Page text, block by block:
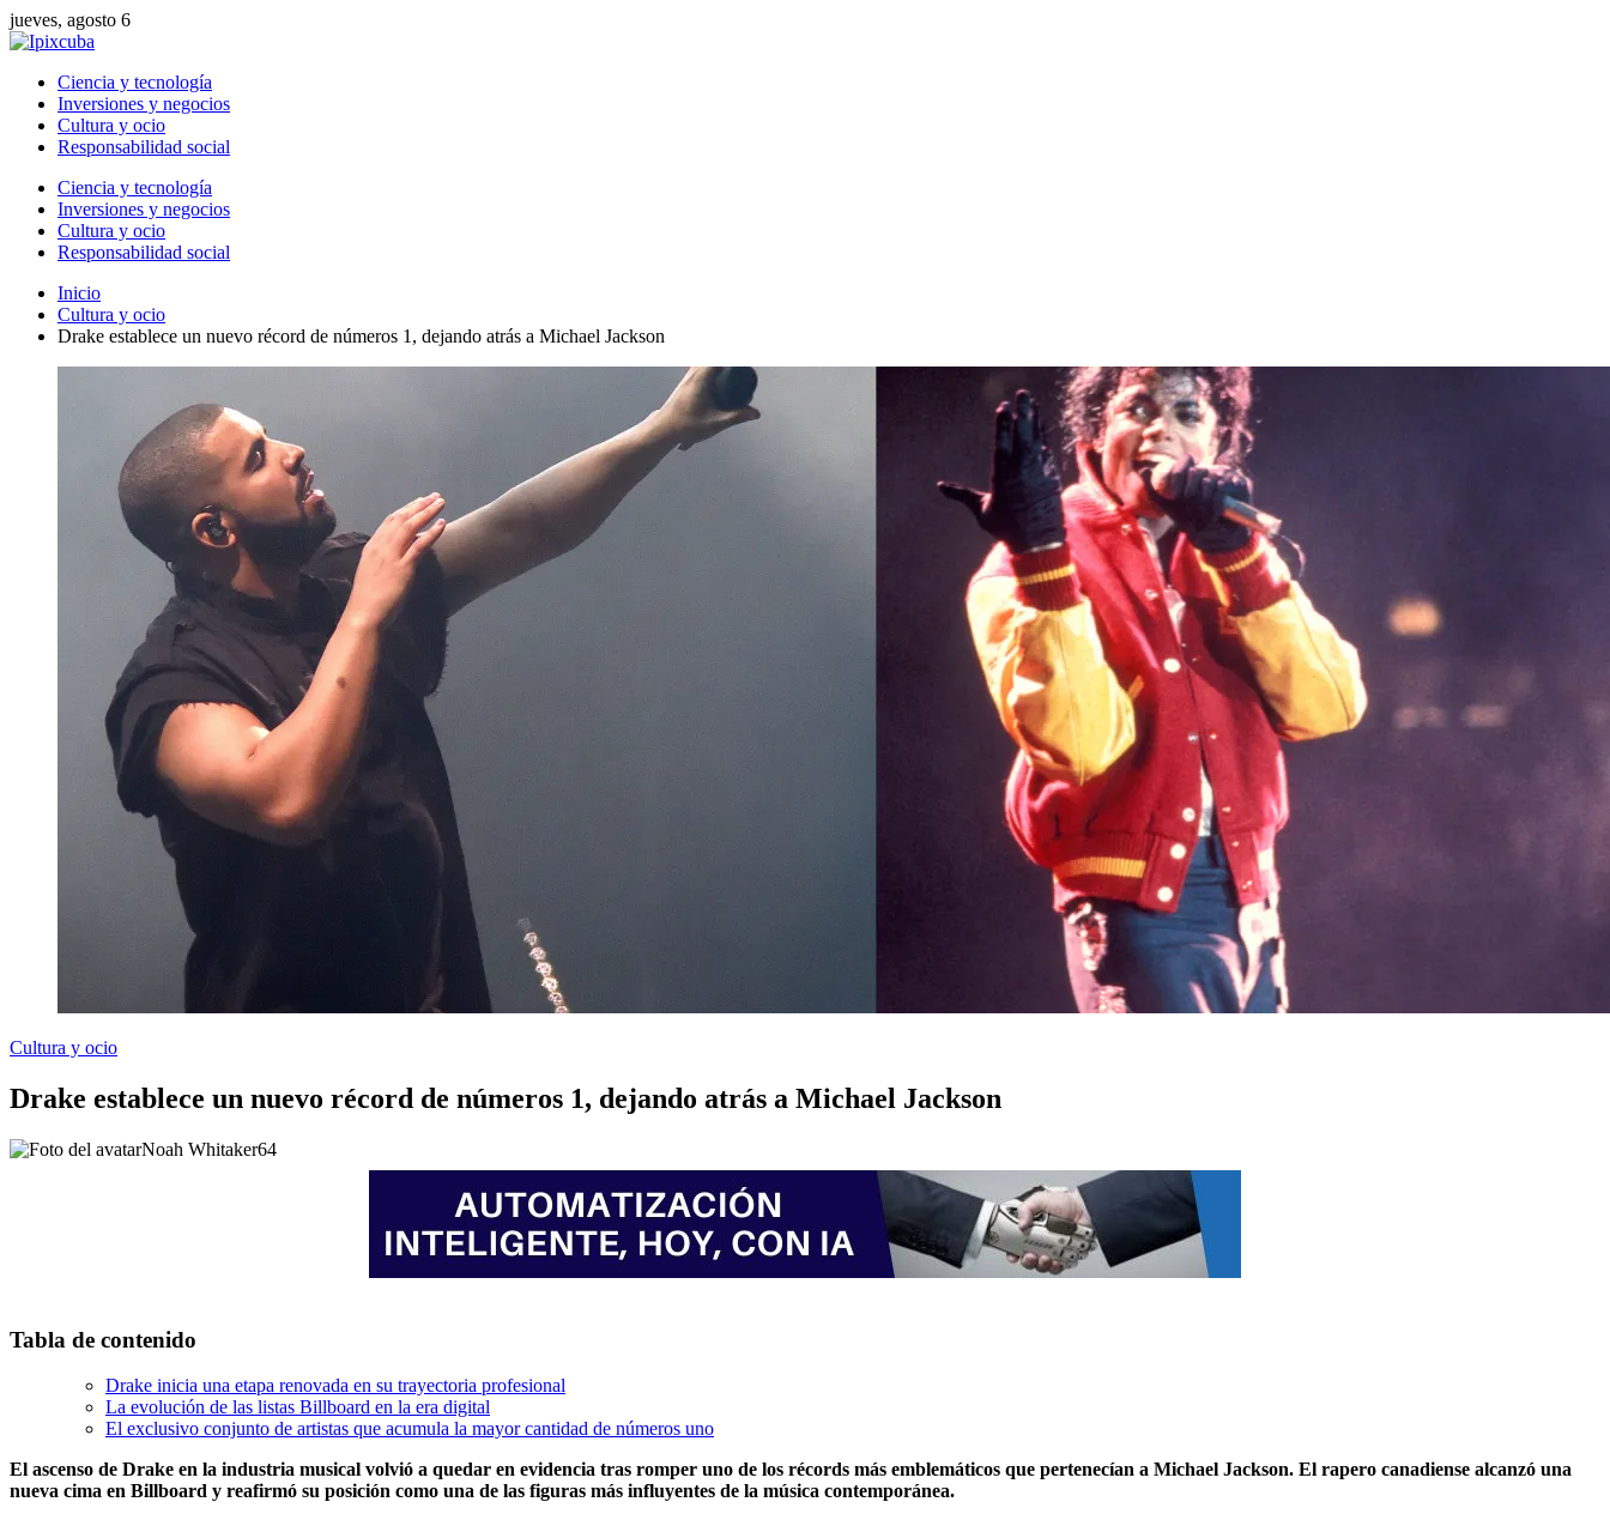
jueves, agosto 6
Ciencia y tecnología
Inversiones y negocios
Cultura y ocio
Responsabilidad social
Ciencia y tecnología
Inversiones y negocios
Cultura y ocio
Responsabilidad social
Inicio
Cultura y ocio
Drake establece un nuevo récord de números 1, dejando atrás a Michael Jackson
Cultura y ocio
Drake establece un nuevo récord de números 1, dejando atrás a Michael Jackson
Noah Whitaker64
Tabla de contenido
Drake inicia una etapa renovada en su trayectoria profesional
La evolución de las listas Billboard en la era digital
El exclusivo conjunto de artistas que acumula la mayor cantidad de números uno
El ascenso de Drake en la industria musical volvió a quedar en evidencia tras romper uno de los récords más emblemáticos que pertenecían a Michael Jackson. El rapero canadiense alcanzó una
nueva cima en Billboard y reafirmó su posición como una de las figuras más influyentes de la música contemporánea.